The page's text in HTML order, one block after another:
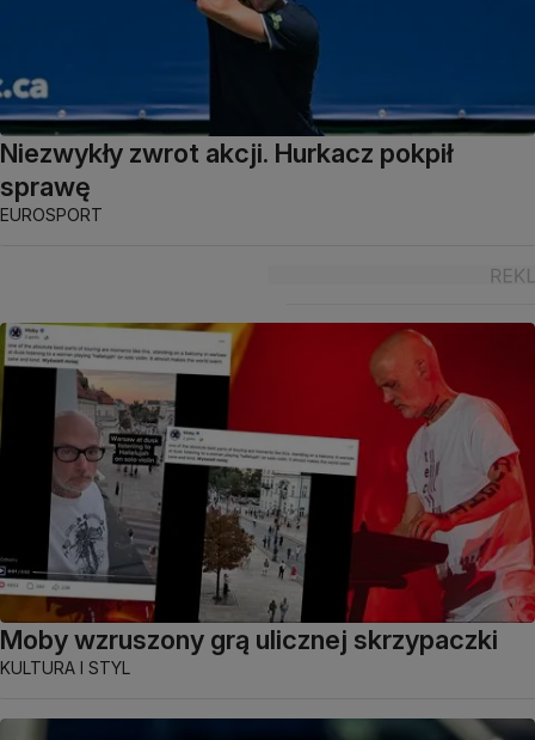
Niezwykły zwrot akcji. Hurkacz pokpił
sprawę
EUROSPORT
Moby wzruszony grą ulicznej skrzypaczki
KULTURA I STYL